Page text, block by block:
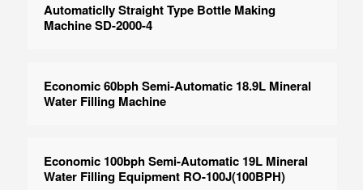
Automaticlly Straight Type Bottle Making
Machine SD-2000-4
Economic 60bph Semi-Automatic 18.9L Mineral
Water Filling Machine
Economic 100bph Semi-Automatic 19L Mineral
Water Filling Equipment RO-100J(100BPH)